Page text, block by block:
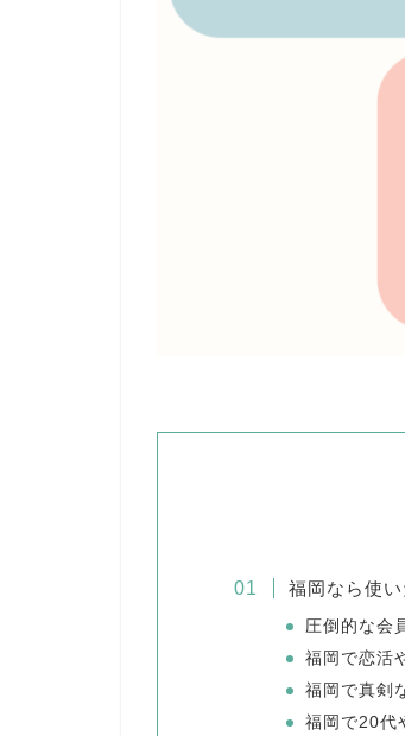
福岡なら使
圧倒的な会
福岡で恋活
福岡で真剣
福岡で20代